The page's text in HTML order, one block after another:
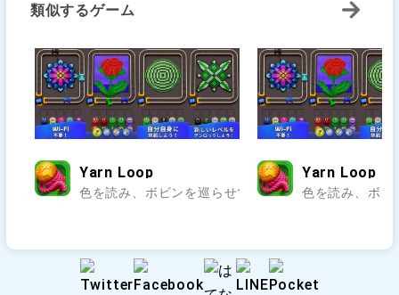
類似するゲーム
Yarn Loop
色を読み、ボビンを巡らせて編み模様を完成させよう
Yarn Loop
色を読み、ボビ